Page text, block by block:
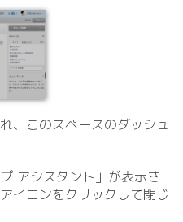
、このスペースのダッシュ
アシスタント」が表示さ
イコンをクリックして閉じ